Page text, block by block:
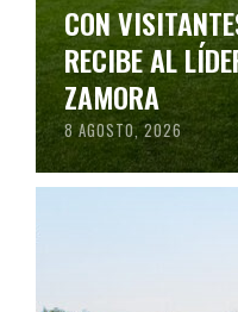
CON
RECIBE AL
ZAMORA
8 AGOSTO, 2026